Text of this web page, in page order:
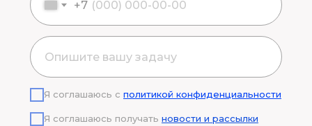
+7
Я соглашаюсь с политикой конфиденциальности
Я соглашаюсь получать новости и рассылки